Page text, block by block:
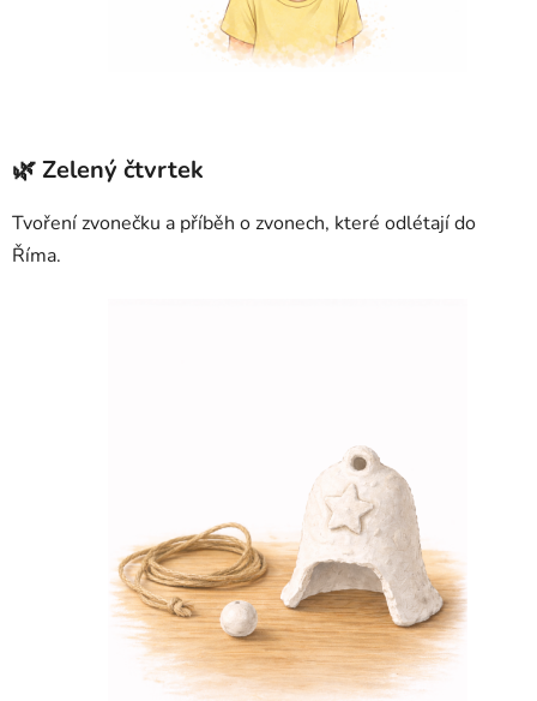
🌿 Zelený čtvrtek
Tvoření zvonečku a příběh o zvonech, které odlétají do
Říma.